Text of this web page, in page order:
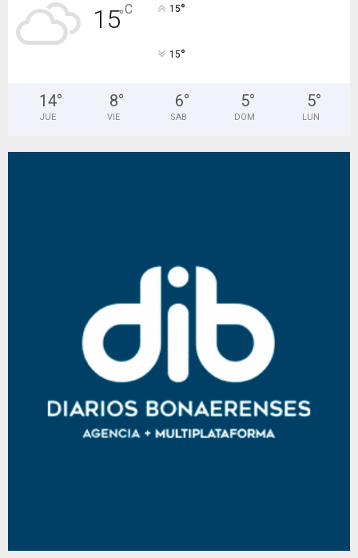
15°C 15°
15°
14°
JUE
8°
VIE
6°
SAB
5°
DOM
5°
LUN